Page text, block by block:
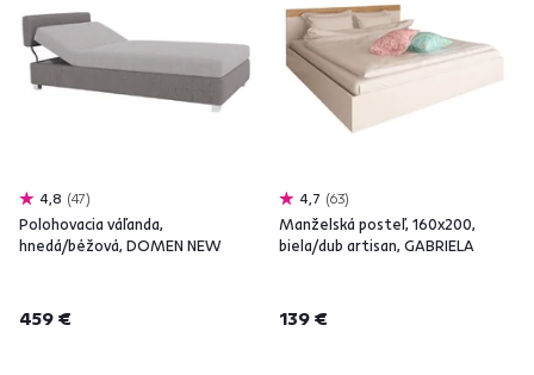
4,8 47
Polohovacia váľanda,
hnedá/béžová, DOMEN NEW
459 €
4,7 63
Manželská posteľ, 160x200,
biela/dub artisan, GABRIELA
139 €